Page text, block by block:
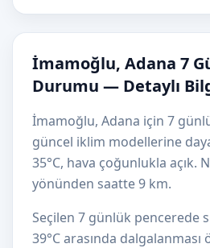
İmamoğlu, Adana 7
Durumu — Detaylı
İmamoğlu, Adana için 7
güncel iklim modellerine
35°C, hava çoğunlukla açık.
yönünden saatte 9 km.
Seçilen 7 günlük pencerede
39°C arasında